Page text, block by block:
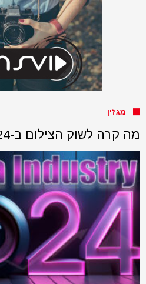
מגזין
מה קרה לשוק הצילום ב-2024